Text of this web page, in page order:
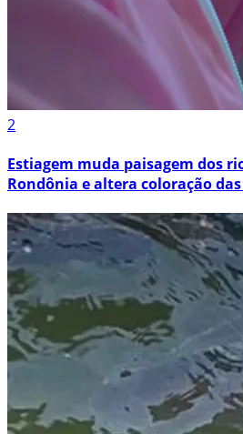
2
Estiagem muda paisagem dos
Rondônia e altera coloração